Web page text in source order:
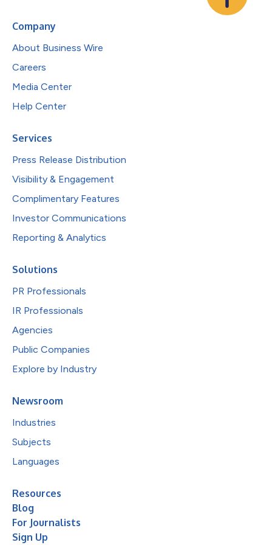
Company
About Business Wire
Careers
Media Center
Help Center
Services
Press Release Distribution
Visibility & Engagement
Complimentary Features
Investor Communications
Reporting & Analytics
Solutions
PR Professionals
IR Professionals
Agencies
Public Companies
Explore by Industry
Newsroom
Industries
Subjects
Languages
Resources
Blog
For Journalists
Sign Up